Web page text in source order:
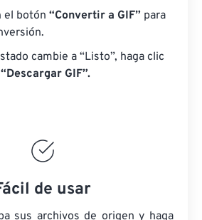
el botón “Convertir a GIF” para
cambie a “Listo”, haga clic
“Descargar GIF”.
de usar
sus archivos de origen y haga